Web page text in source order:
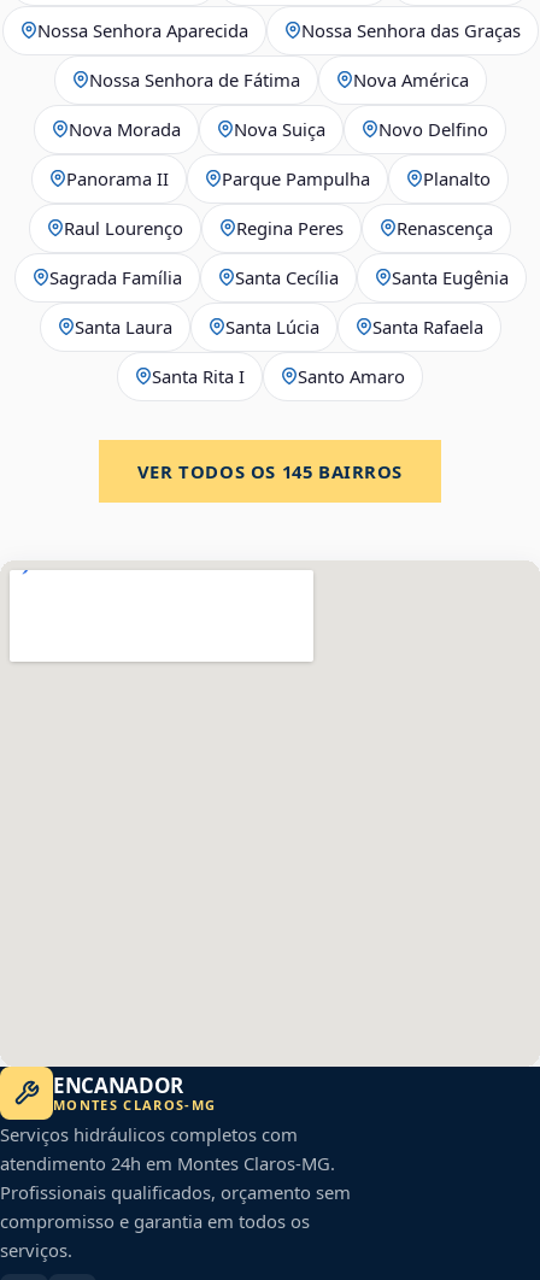
Nossa Senhora Aparecida Nossa Senhora das Graças
Nossa Senhora de Fátima Nova América
Nova Morada Nova Suiça Novo Delfino
Panorama II Parque Pampulha Planalto
Raul Lourenço Regina Peres Renascença
Sagrada Família Santa Cecília Santa Eugênia
Santa Laura Santa Lúcia Santa Rafaela
Santa Rita I Santo Amaro
VER TODOS OS 145 BAIRROS
ENCANADOR
MONTES CLAROS- MG
Serviços hidráulicos completos com
atendimento 24h em Montes Claros-MG.
Profissionais qualificados, orçamento sem
compromisso e garantia em todos os
serviços.